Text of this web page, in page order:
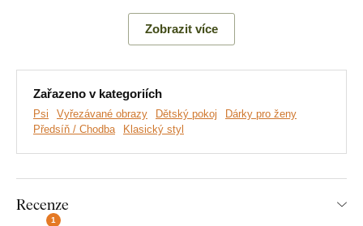
Unikátní design
Vhodné do dětského pokoje
Vyřezávaný obraz ze dřeva
Zobrazit více
Zařazeno v kategoriích
Psi Vyřezávané obrazy Dětský pokoj
Dárky pro ženy
Předsíň / Chodba
Klasický styl
Recenze
1